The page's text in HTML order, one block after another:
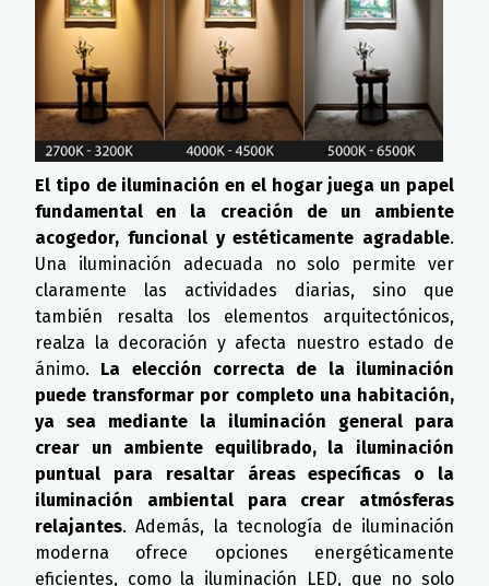
El tipo de iluminación en el hogar juega un papel
fundamental en la creación de un ambiente
acogedor, funcional y estéticamente agradable.
Una iluminación adecuada no solo permite ver
claramente las actividades diarias, sino que
también resalta los elementos arquitectónicos,
realza la decoración y afecta nuestro estado de
ánimo. La elección correcta de la iluminación
puede transformar por completo una habitación,
ya sea mediante la iluminación general para
crear un ambiente equilibrado, la iluminación
puntual para resaltar áreas específicas o la
iluminación ambiental para crear atmósferas
relajantes. Además, la tecnología de iluminación
moderna ofrece opciones energéticamente
eficientes, como la iluminación LED, que no solo